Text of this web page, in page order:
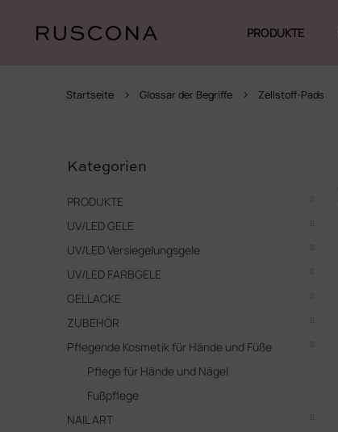
springen
PRODUKTE
Startseite Glossar der Begriffe Zellstoff-Pads
i
e
n
l
i
s
t
überspringen
Kategorien
PRODUKTE
UV/LED GELE
UV/LED Versiegelungsgele
UV/LED FARBGELE
GELLACKE
ZUBEHÖR
Pflegende Kosmetik für Hände und Füße
Pflege für Hände und Nägel
Fußpflege
NAIL ART